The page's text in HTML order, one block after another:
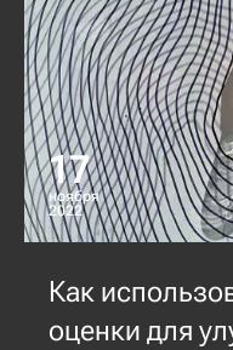
17
ноября
2022
Как
оценки для